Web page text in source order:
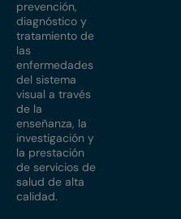
prevención,
diagnóstico y
tratamiento de
las
enfermedades
del sistema
visual a través
de la
enseñanza, la
investigación y
la prestación
de servicios de
salud de alta
calidad.